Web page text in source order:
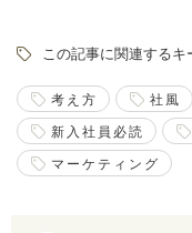
この記事に関連するキ
考え方 社風
新入社員必読
マーケティング